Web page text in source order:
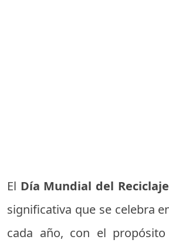
El Día Mundial del Reciclaje
significativa que se celebra
cada año, con el